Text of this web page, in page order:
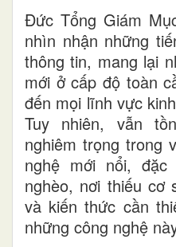
Đức Tổng Giám
nhìn nhận những
thông tin, mang lại
mới ở cấp độ toàn
đến mọi lĩnh vực
Tuy nhiên, vẫn
nghiêm trọng trong
nghệ mới nổi,
nghèo, nơi thiếu cơ
và kiến thức cần
những công nghệ